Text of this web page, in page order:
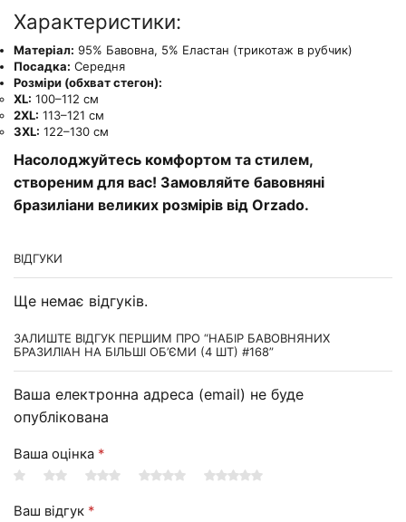
Характеристики:
Матеріал: 95% Бавовна, 5% Еластан (трикотаж в рубчик)
Посадка: Середня
Розміри (обхват стегон):
XL: 100–112 см
2XL: 113–121 см
3XL: 122–130 см
Насолоджуйтесь комфортом та стилем,
створеним для вас! Замовляйте бавовняні
бразиліани великих розмірів від Orzado.
ВІДГУКИ
Ще немає відгуків.
ЗАЛИШТЕ ВІДГУК ПЕРШИМ ПРО “НАБІР БАВОВНЯНИХ
БРАЗИЛІАН НА БІЛЬШІ ОБ’ЄМИ (4 ШТ) #168”
Ваша електронна адреса (email) не буде
опублікована
Ваша оцінка *
Ваш відгук *